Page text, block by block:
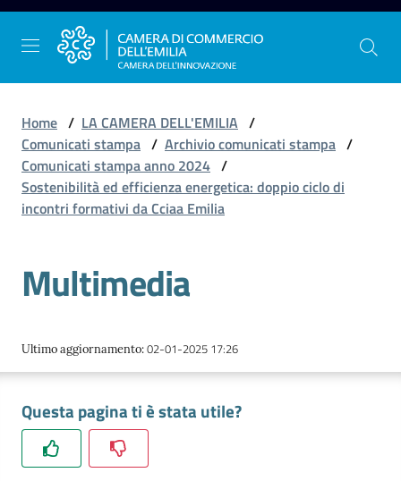
Vai al contenuto
Vai alla navigazione
Vai al footer
La
Camera
Gestire
l'impresa
e
territorio
Home / LA CAMERA DELL'EMILIA /
Comunicati stampa / Archivio comunicati stampa /
Comunicati stampa anno 2024 /
Sostenibilità ed efficienza energetica: doppio ciclo di
incontri formativi da Cciaa Emilia
Multimedia
Ultimo aggiornamento:02-01-2025 17:26
Questa pagina ti è stata utile?